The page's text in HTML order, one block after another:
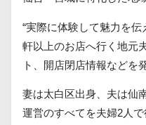
“実際に体験して魅力を
軒以上のお店へ行く地元
ト、開店閉店情報などを
妻は太白区出身、夫は仙
運営のすべてを夫婦2人で